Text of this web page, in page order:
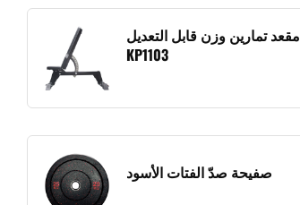
مقعد تمارين وزن قابل التعديل MD-
KP1103
صفيحة صدّ الفتات الأسود